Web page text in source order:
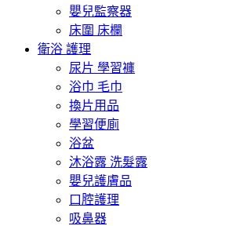
嬰兒監察器
床圍 床欄
衛浴 護理
尿片 學習褲
浴巾 毛巾
換片用品
學習便廁
浴盆
沐浴露 洗髮露
嬰兒護膚品
口腔護理
吸鼻器